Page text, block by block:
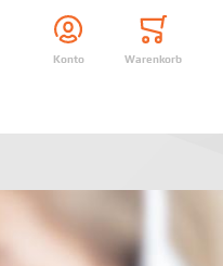
Konto Warenkorb